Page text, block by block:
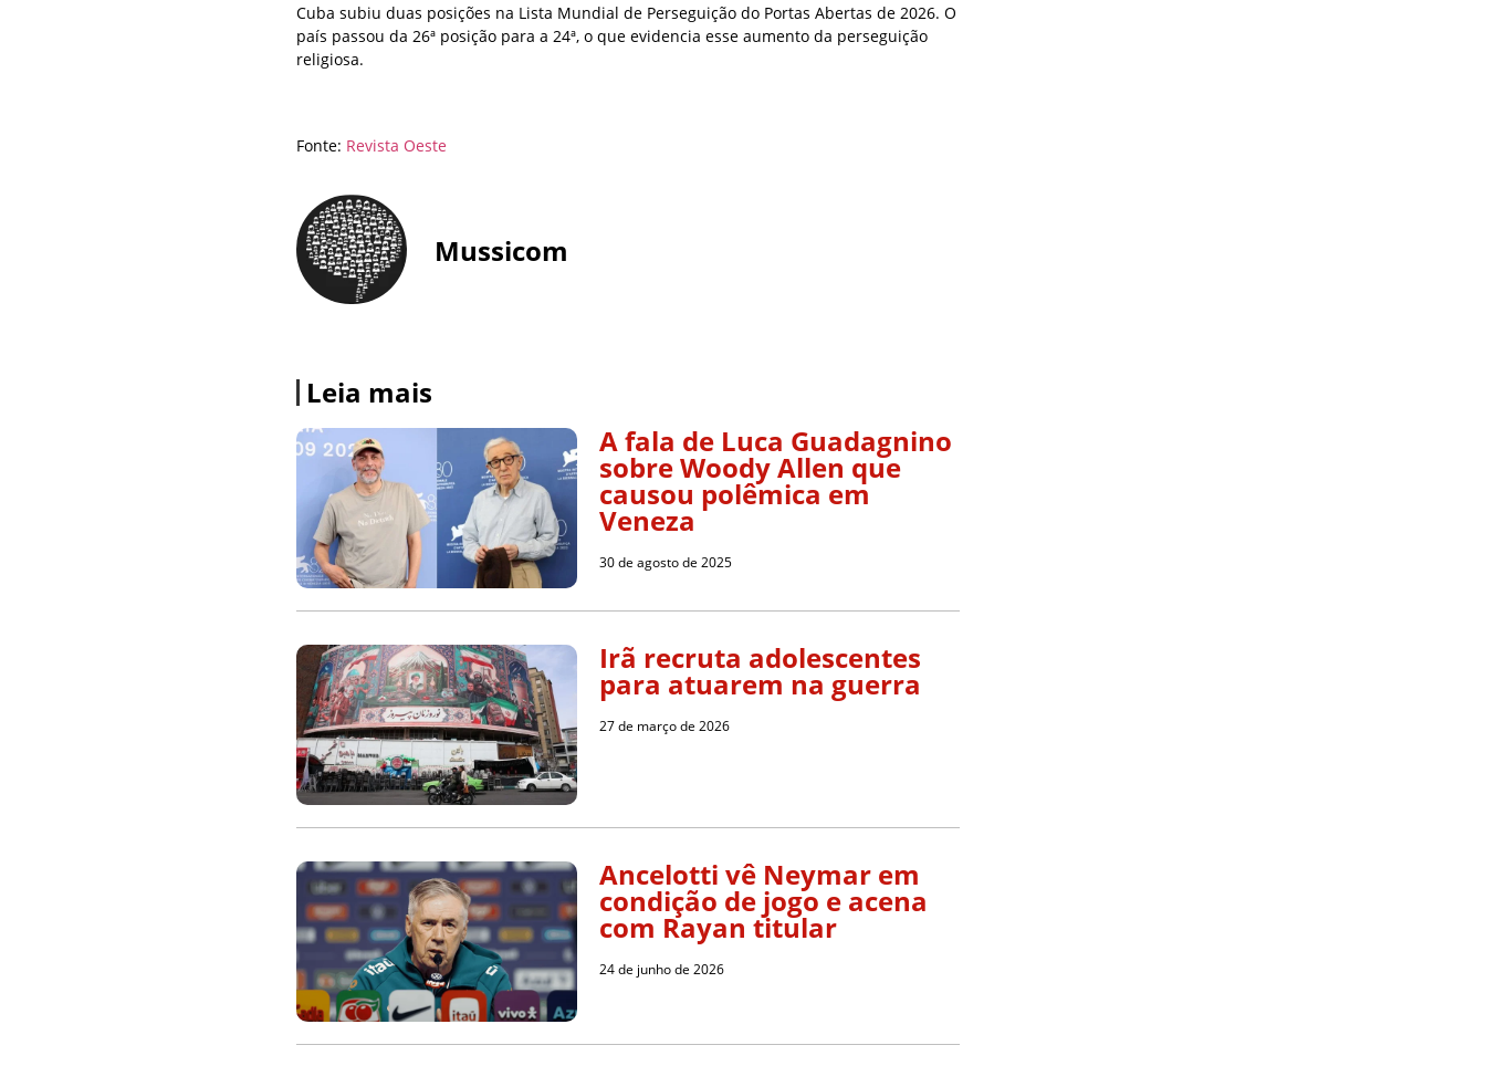
Cuba subiu duas posições na Lista Mundial de Perseguição do Portas Abertas de 2026. O
país passou da 26ª posição para a 24ª, o que evidencia esse aumento da perseguição
religiosa.
Fonte: Revista Oeste
Mussicom
Leia mais
A fala de Luca Guadagnino
sobre Woody Allen que
causou polêmica em
Veneza
30 de agosto de 2025
Irã recruta adolescentes
para atuarem na guerra
27 de março de 2026
Ancelotti vê Neymar em
condição de jogo e acena
com Rayan titular
24 de junho de 2026